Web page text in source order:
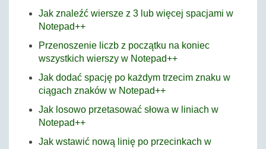
Jak znaleźć wiersze z 3 lub więcej spacjami w
Notepad++
Przenoszenie liczb z początku na koniec
wszystkich wierszy w Notepad++
Jak dodać spację po każdym trzecim znaku w
ciągach znaków w Notepad++
Jak losowo przetasować słowa w liniach w
Notepad++
Jak wstawić nową linię po przecinkach w